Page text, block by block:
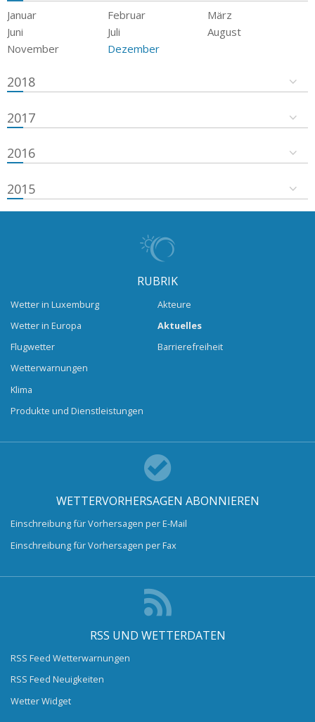
Januar Februar
März
Juni
Juli
August
November
Dezember
2018
2017
2016
2015
RUBRIK
Wetter in Luxemburg
Wetter in Europa
Flugwetter
Wetterwarnungen
Klima
Produkte und Dienstleistungen
Akteure
Aktuelles
Barrierefreiheit
WETTERVORHERSAGEN ABONNIEREN
Einschreibung für Vorhersagen per E-Mail
Einschreibung für Vorhersagen per Fax
RSS UND WETTERDATEN
RSS Feed Wetterwarnungen
RSS Feed Neuigkeiten
Wetter Widget